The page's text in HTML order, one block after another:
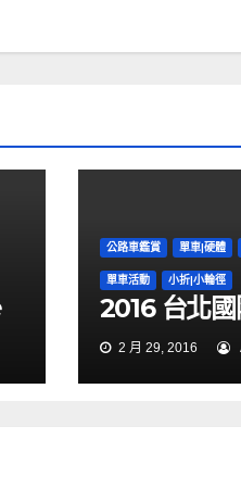
公路車鑑賞 單車|硬體
單車活動 小折|小輪徑
2016 台北
2 月 29, 2016